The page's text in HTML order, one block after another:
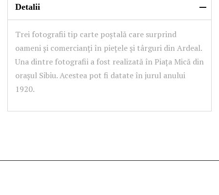
Detalii
Trei fotografii tip carte poștală care surprind
oameni și comercianți în piețele și târguri din Ardeal.
Una dintre fotografii a fost realizată în Piața Mică din
orașul Sibiu. Acestea pot fi datate în jurul anului
1920.